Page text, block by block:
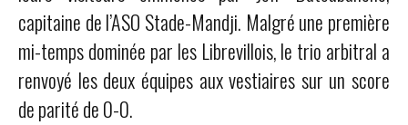
capitaine de l’ASO Stade-Mandji. Malgré une première
mi-temps dominée par les Librevillois, le trio arbitral a
renvoyé les deux équipes aux vestiaires sur un score
de parité de 0-0.